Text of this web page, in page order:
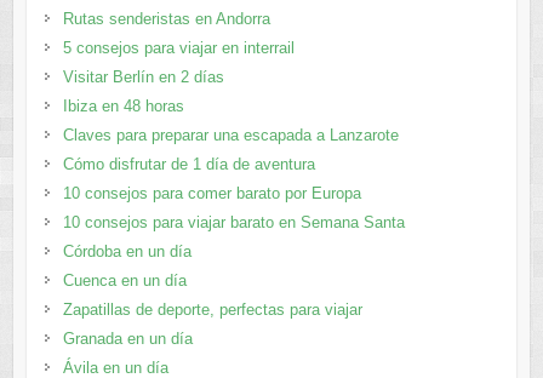
Rutas senderistas en Andorra
5 consejos para viajar en interrail
Visitar Berlín en 2 días
Ibiza en 48 horas
Claves para preparar una escapada a Lanzarote
Cómo disfrutar de 1 día de aventura
10 consejos para comer barato por Europa
10 consejos para viajar barato en Semana Santa
Córdoba en un día
Cuenca en un día
Zapatillas de deporte, perfectas para viajar
Granada en un día
Ávila en un día